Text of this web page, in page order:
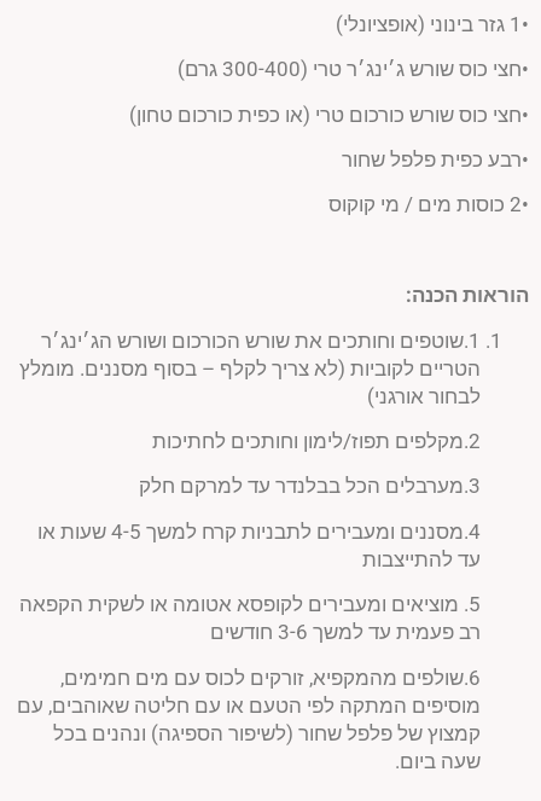
•1 גזר בינוני (אופציונלי)
•חצי כוס שורש ג׳ינג׳ר טרי (300-400 גרם)
•חצי כוס שורש כורכום טרי (או כפית כורכום טחון)
•רבע כפית פלפל שחור
•2 כוסות מים / מי קוקוס
הוראות הכנה:
1.שוטפים וחותכים את שורש הכורכום ושורש הג׳ינג׳ר
הטריים לקוביות (לא צריך לקלף – בסוף מסננים. מומלץ
לבחור אורגני)
2.מקלפים תפוז/לימון וחותכים לחתיכות
3.מערבלים הכל בבלנדר עד למרקם חלק
4.מסננים ומעבירים לתבניות קרח למשך 4-5 שעות או
עד להתייצבות
5. מוציאים ומעבירים לקופסא אטומה או לשקית הקפאה
רב פעמית עד למשך 3-6 חודשים
6.שולפים מהמקפיא, זורקים לכוס עם מים חמימים,
מוסיפים המתקה לפי הטעם או עם חליטה שאוהבים, עם
קמצוץ של פלפל שחור (לשיפור הספיגה) ונהנים בכל
שעה ביום.